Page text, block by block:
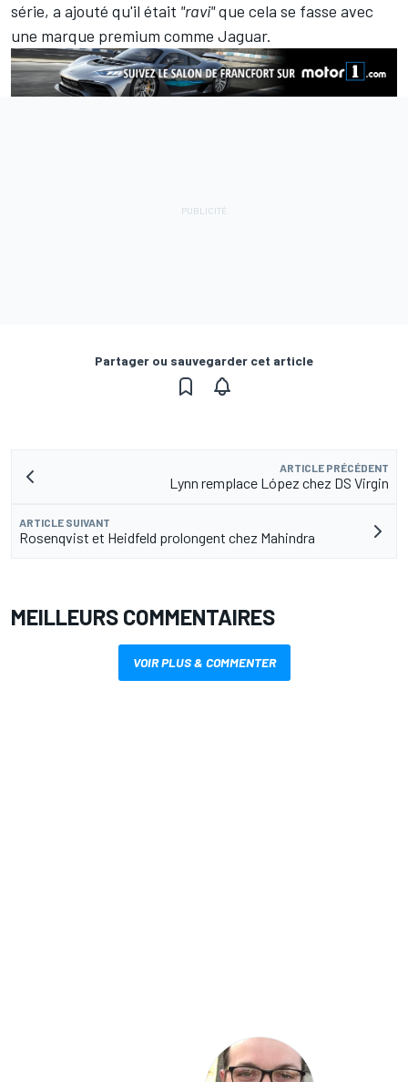
série, a ajouté qu'il était "ravi"que cela se fasse avec
une marque premium comme Jaguar.
Partager ou sauvegarder cet article
ARTICLE PRÉCÉDENT
Lynn remplace López chez DS Virgin
ARTICLE SUIVANT
Rosenqvist et Heidfeld prolongent chez Mahindra
MEILLEURS COMMENTAIRES
VOIR PLUS & COMMENTER